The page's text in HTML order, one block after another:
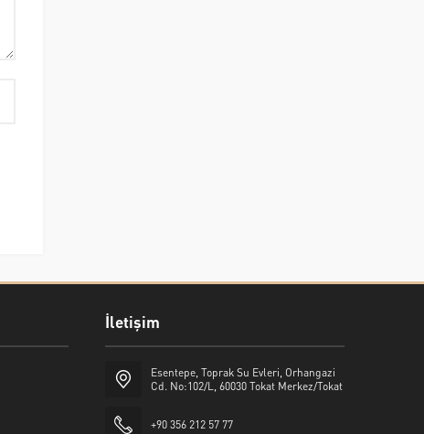
İletişim
Esentepe, Toprak Su Evleri, Orhangazi
Cd. No:102/L, 60030 Tokat Merkez/Tokat
+90 356 212 57 77